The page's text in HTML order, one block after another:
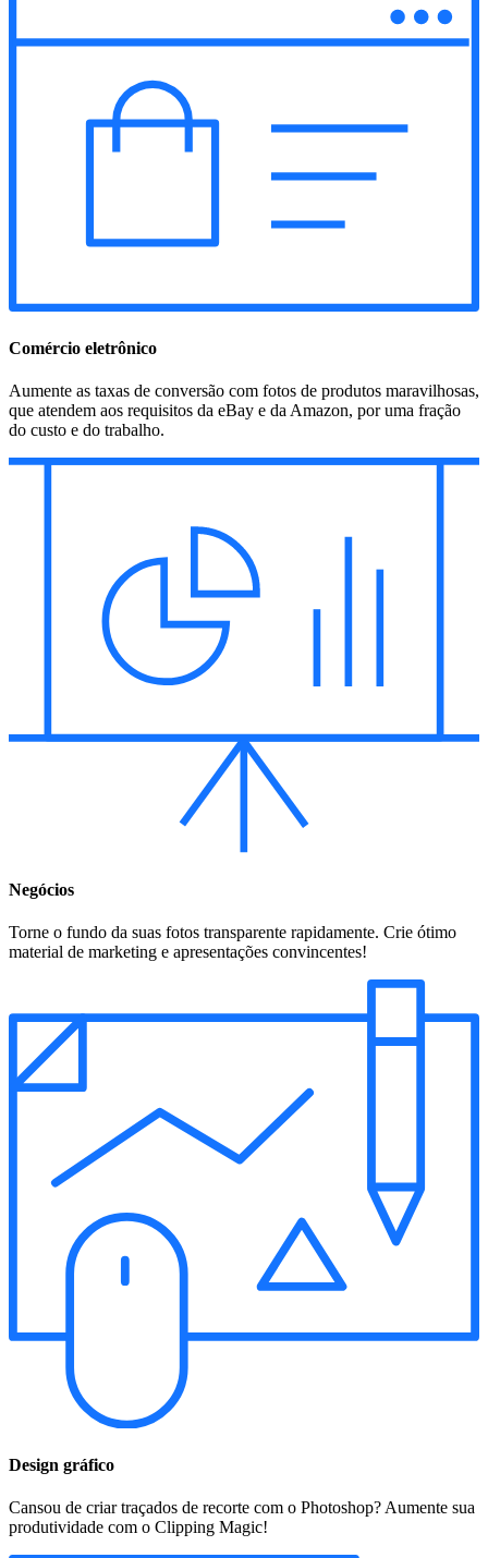
Comércio eletrônico
Aumente as taxas de conversão com fotos de produtos maravilhosas,
que atendem aos requisitos da eBay e da Amazon, por uma fração
do custo e do trabalho.
Negócios
Torne o fundo da suas fotos transparente rapidamente. Crie ótimo
material de marketing e apresentações convincentes!
Design gráfico
Cansou de criar traçados de recorte com o Photoshop? Aumente sua
produtividade com o Clipping Magic!